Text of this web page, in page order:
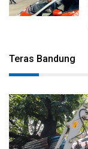
Teras Bandung